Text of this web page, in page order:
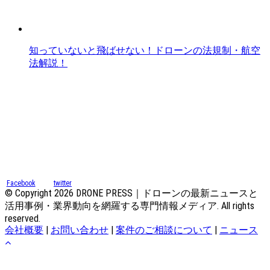
知っていないと飛ばせない！ドローンの法規制・航空
法解説！
Facebook twitter
© Copyright 2026 DRONE PRESS｜ドローンの最新ニュースと
活用事例・業界動向を網羅する専門情報メディア. All rights
reserved.
会社概要 | お問い合わせ | 案件のご相談について | ニュース